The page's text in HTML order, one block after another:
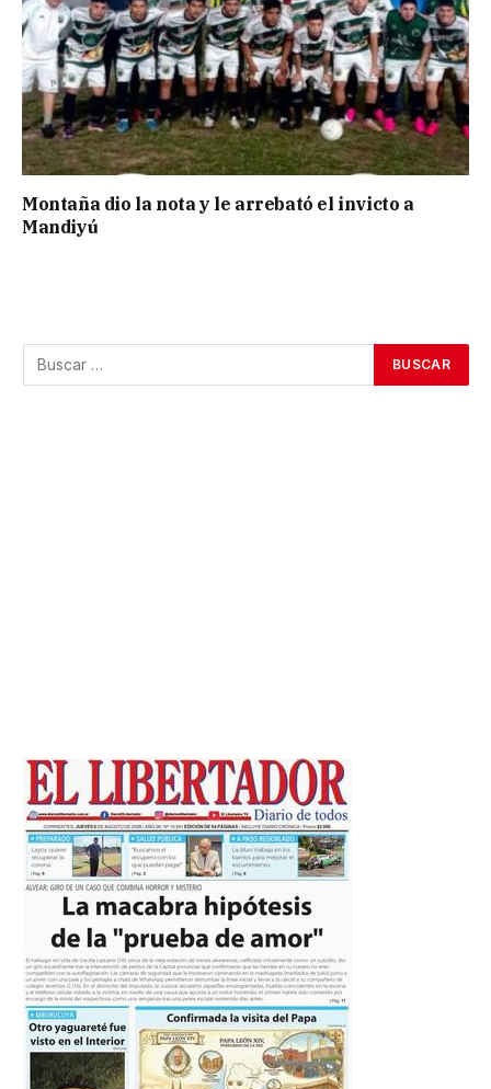
Montaña dio la nota y le arrebató el invicto a
Mandiyú